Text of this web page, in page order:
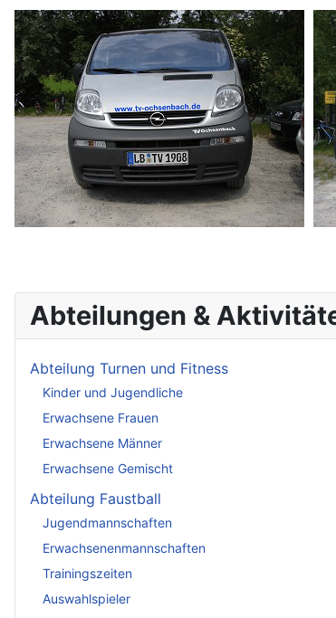
Abteilungen &
Abteilung Turnen und Fitness
Kinder und Jugendliche
Erwachsene Frauen
Erwachsene Männer
Erwachsene Gemischt
Abteilung Faustball
Jugendmannschaften
Erwachsenenmannschaften
Trainingszeiten
Auswahlspieler